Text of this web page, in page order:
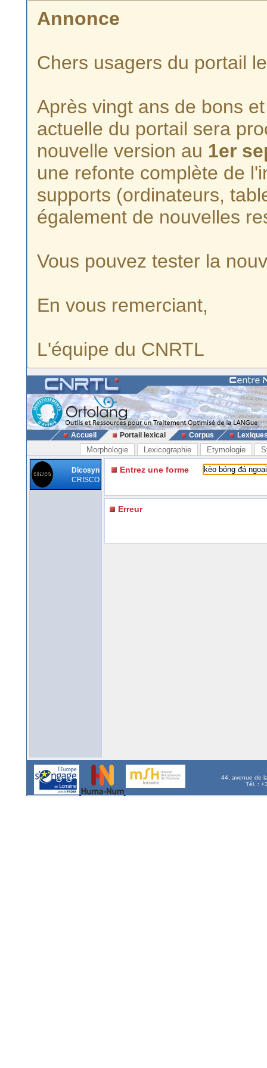
Annonce
Chers usagers du portail
Après vingt ans de bons
actuelle du portail sera
nouvelle version au 1er
une refonte complète de
supports (ordinateurs,
également de nouvelles
Vous pouvez tester la
En vous remerciant,
L'équipe du CNRTL
Accueil Portail lexical Corpus
Morphologie Lexicographie Etymologie
Dicosyn
CRISCO
Entrez une forme
Erreur
44, avenue de
Tél. :